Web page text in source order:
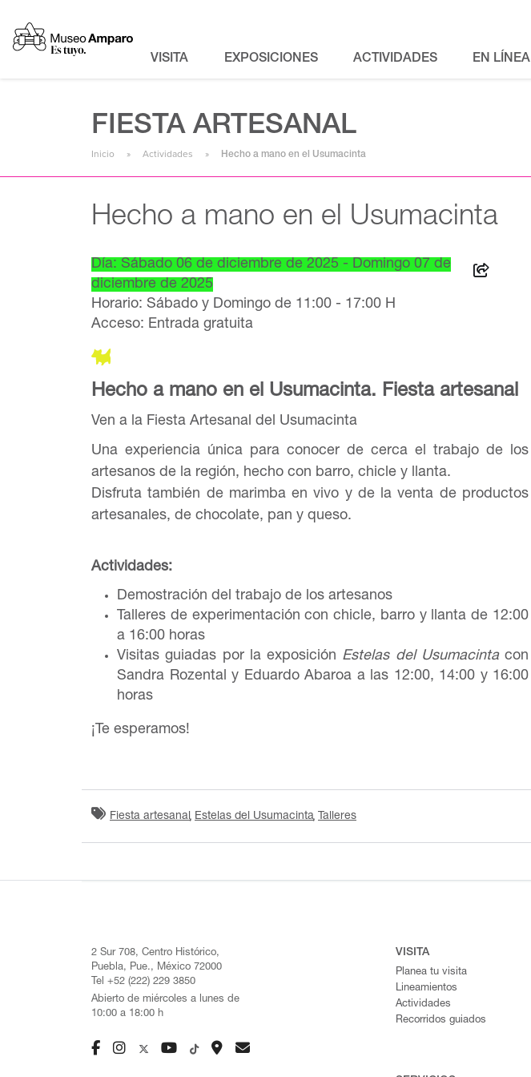
VISITA EXPOSICIONES ACTIVIDADES EN LÍNEA
FIESTA ARTESANAL
Inicio Actividades Hecho a mano en el Usumacinta
Hecho a mano en el Usumacinta
Día: Sábado 06 de diciembre de 2025 - Domingo 07 de
diciembre de 2025
Horario: Sábado y Domingo de 11:00 - 17:00 H
Acceso: Entrada gratuita
Hecho a mano en el Usumacinta. Fiesta artesanal
Ven a la Fiesta Artesanal del Usumacinta
Una experiencia única para conocer de cerca el trabajo de los
artesanos de la región, hecho con barro, chicle y llanta.
Disfruta también de marimba en vivo y de la venta de productos
artesanales, de chocolate, pan y queso.
Actividades:
Demostración del trabajo de los artesanos
Talleres de experimentación con chicle, barro y llanta de 12:00
a 16:00 horas
Visitas guiadas por la exposición Estelas del Usumacintacon
Sandra Rozental y Eduardo Abaroa a las 12:00, 14:00 y 16:00
horas
¡Te esperamos!
Fiesta artesanal Estelas del Usumacinta Talleres
2 Sur 708, Centro Histórico,
Puebla, Pue., México 72000
Tel +52 (222) 229 3850
Abierto de miércoles a lunes de
10:00 a 18:00 h
VISITA
Planea tu visita
Lineamientos
Actividades
Recorridos guiados